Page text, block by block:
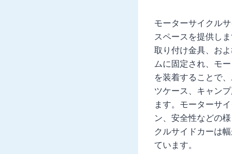
モーターサイクル
スペースを提供し
取り付け金具、お
ムに固定され、モ
を装着することで
ツケース、キャン
ます。モーターサ
ン、安全性などの
クルサイドカーは
ています。